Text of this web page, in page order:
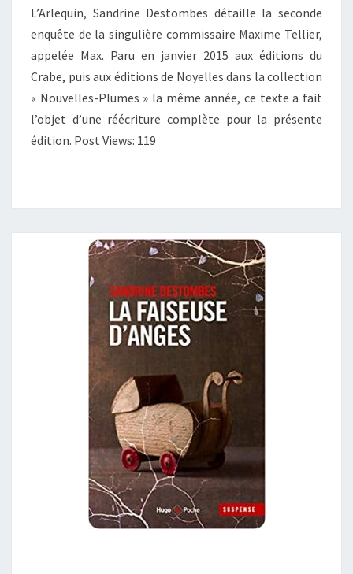
L’Arlequin, Sandrine Destombes détaille la seconde
enquête de la singulière commissaire Maxime Tellier,
appelée Max. Paru en janvier 2015 aux éditions du
Crabe, puis aux éditions de Noyelles dans la collection
« Nouvelles-Plumes » la même année, ce texte a fait
l’objet d’une réécriture complète pour la présente
édition. Post Views: 119